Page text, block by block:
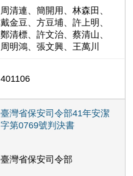
周清連、簡開用、林森田、
戴金豆、方豆埔、許上明、
鄭清標、許文治、蔡清山、
周明鴻、張文興、王萬川
401106
臺灣省保安司令部41年安潔
字第0769號判決書
臺灣省保安司令部